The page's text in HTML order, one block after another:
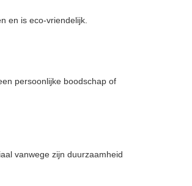
en is eco-vriendelijk.
persoonlijke boodschap of
vanwege zijn duurzaamheid